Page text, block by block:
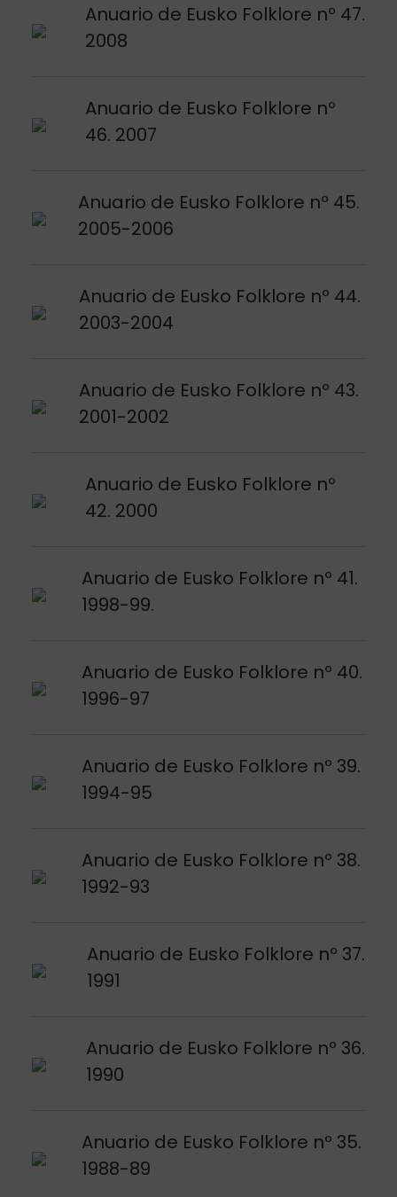
Anuario de Eusko Folklore nº 47.
2008
Argitalpena ikusi
Anuario de Eusko Folklore nº
46. 2007
Argitalpena ikusi
Anuario de Eusko Folklore nº 45.
2005-2006
Argitalpena ikusi
Anuario de Eusko Folklore nº 44.
2003-2004
Argitalpena ikusi
Anuario de Eusko Folklore nº 43.
2001-2002
Argitalpena ikusi
Anuario de Eusko Folklore nº
42. 2000
Argitalpena ikusi
Anuario de Eusko Folklore nº 41.
1998-99.
Argitalpena ikusi
Anuario de Eusko Folklore nº 40.
1996-97
Argitalpena ikusi
Anuario de Eusko Folklore nº 39.
1994-95
Argitalpena ikusi
Anuario de Eusko Folklore nº 38.
1992-93
Argitalpena ikusi
Anuario de Eusko Folklore nº 37.
1991
Argitalpena ikusi
Anuario de Eusko Folklore nº 36.
1990
Argitalpena ikusi
Anuario de Eusko Folklore nº 35.
1988-89
Argitalpena ikusi